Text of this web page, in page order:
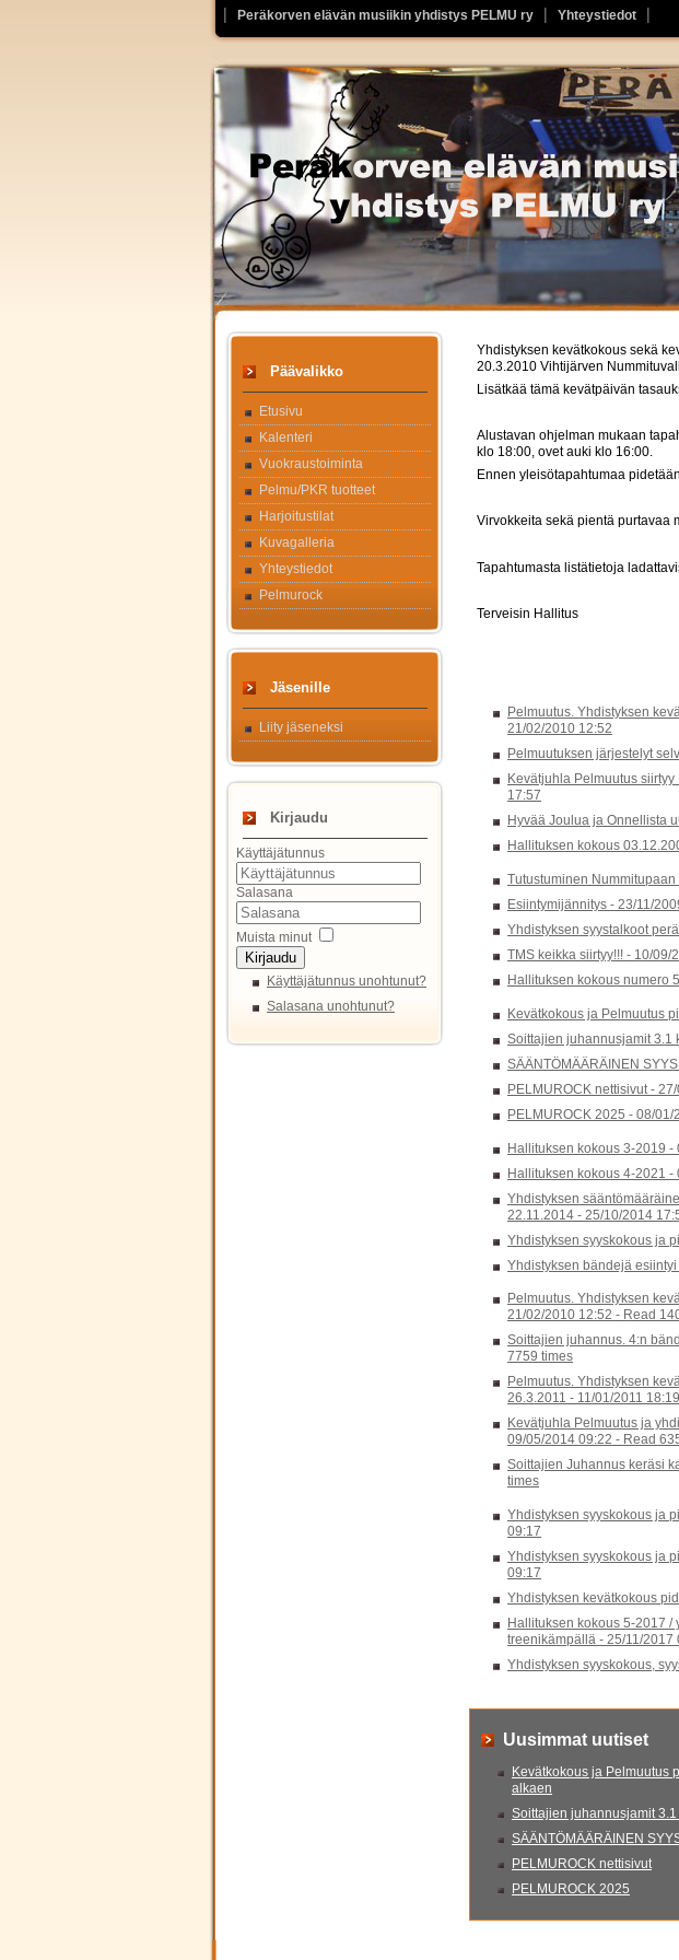
Peräkorven elävän musiikin yhdistys PELMU ry Yhteystiedot
Päävalikko
Etusivu
Kalenteri
Vuokraustoiminta
Pelmu/PKR tuotteet
Harjoitustilat
Kuvagalleria
Yhteystiedot
Pelmurock
Jäsenille
Liity jäseneksi
Kirjaudu
Käyttäjätunnus
Salasana
Muista minut
Kirjaudu
Käyttäjätunnus unohtunut?
Salasana unohtunut?
Yhdistyksen kevätkokous sekä
20.3.2010 Vihtijärven
Lisätkää tämä kevätpäivän
Alustavan ohjelman mukaan
klo 18:00, ovet auki klo 16:00.
Ennen yleisötapahtumaa
Virvokkeita sekä pientä purtavaa
Tapahtumasta listätietoja
Terveisin Hallitus
Pelmuutus. Yhdistyksen
21/02/2010 12:52
Pelmuutuksen järjestelyt
Kevätjuhla Pelmuutus
17:57
Hyvää Joulua ja Onnellista
Hallituksen kokous
Tutustuminen
Esiintymijännitys - 23/11/
Yhdistyksen syystalkoot
TMS keikka siirtyy!!! - 10/09/
Hallituksen kokous numero
Kevätkokous ja Pelmuutus
Soittajien juhannusjamit 3.1
SÄÄNTÖMÄÄRÄINEN
PELMUROCK nettisivut -
PELMUROCK 2025 - 08/01/
Hallituksen kokous 3-2019 -
Hallituksen kokous 4-2021 -
Yhdistyksen
22.11.2014 - 25/10/2014
Yhdistyksen syyskokous ja
Yhdistyksen bändejä
Pelmuutus. Yhdistyksen
21/02/2010 12:52 - Read
Soittajien juhannus. 4:n
7759 times
Pelmuutus. Yhdistyksen
26.3.2011 - 11/01/2011 18:19
Kevätjuhla Pelmuutus ja
09/05/2014 09:22 - Read
Soittajien Juhannus keräsi
times
Yhdistyksen syyskokous ja
09:17
Yhdistyksen syyskokous ja
09:17
Yhdistyksen kevätkokous
Hallituksen kokous 5-2017
treenikämpällä - 25/11/2017
Yhdistyksen syyskokous,
Uusimmat uutiset
Kevätkokous ja Pelmuutus
alkaen
Soittajien juhannusjamit
SÄÄNTÖMÄÄRÄINEN
PELMUROCK nettisivut
PELMUROCK 2025